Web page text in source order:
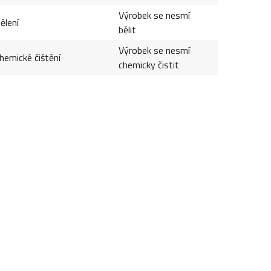
Výrobek se nesmí
bělit
čištění
Výrobek se nesmí
chemicky čistit